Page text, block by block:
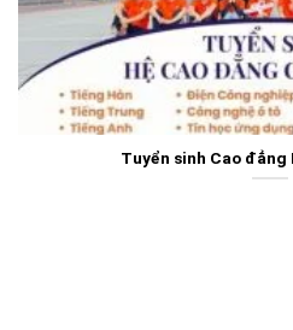
Tuyển sinh Cao